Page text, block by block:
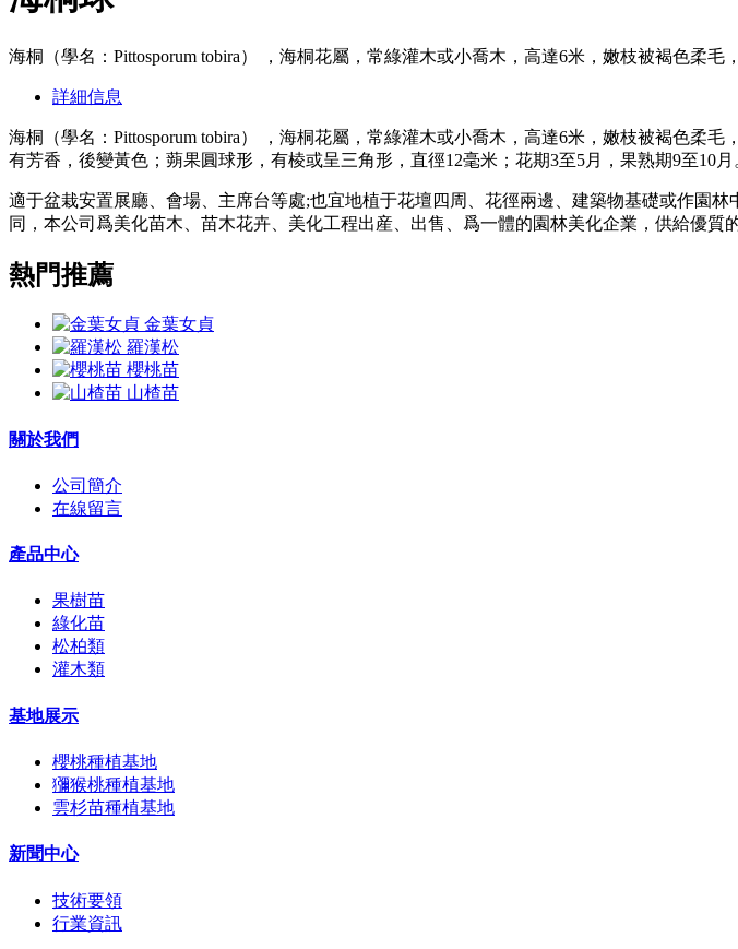
海桐（學名：Pittosporum tobira） ，海桐花屬，常綠灌木或小喬木，高達6米，嫩枝被褐色柔毛
詳細信息
海桐（學名：Pittosporum tobira） ，海桐花屬，常綠灌木或小喬木，高達6米，嫩枝被褐色柔
有芳香，後變黃色；蒴果圓球形，有棱或呈三角形，直徑12毫米；花期3至5月，果熟期9至10月
適于盆栽安置展廳、會場、主席台等處;也宜地植于花壇四周、花徑兩邊、建築物基礎或作園
同，本公司爲美化苗木、苗木花卉、美化工程出産、出售、爲一體的園林美化企業，供給優質
熱門推薦
金葉女貞
羅漢松
櫻桃苗
山楂苗
關於我們
公司簡介
在線留言
產品中心
果樹苗
綠化苗
松柏類
灌木類
基地展示
櫻桃種植基地
獼猴桃種植基地
雲杉苗種植基地
新聞中心
技術要領
行業資訊